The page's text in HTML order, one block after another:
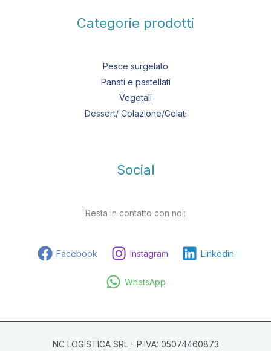
Categorie prodotti
Pesce surgelato
Panati e pastellati
Vegetali
Dessert/ Colazione/Gelati
Social
Resta in contatto con noi:
Facebook Instagram Linkedin
WhatsApp
NC LOGISTICA SRL - P.IVA: 05074460873